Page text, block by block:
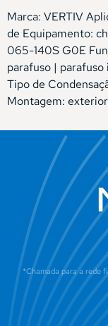
Marca: VERTIV
de Equipamento:
065-140S G0E
parafuso |
Tipo de
Montagem:
*Chamada para a rede